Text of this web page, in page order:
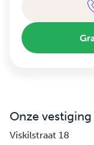
Onze
Viskilstraat 18